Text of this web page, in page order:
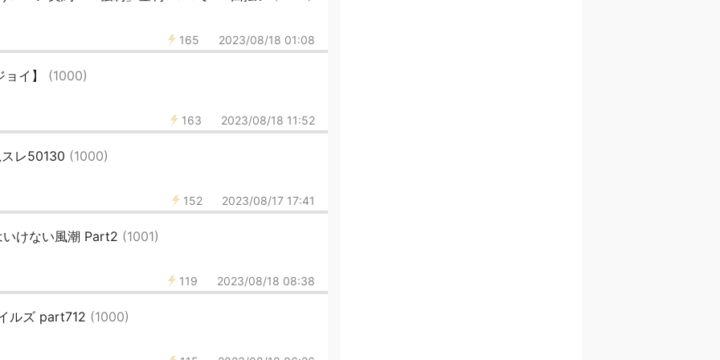
165 2023/08/18 01:08
イ】 (1000)
163 2023/08/18 11:52
レ50130 (1000)
152 2023/08/17 17:41
けない風潮 Part2 (1001)
119 2023/08/18 08:38
ルズ part712 (1000)